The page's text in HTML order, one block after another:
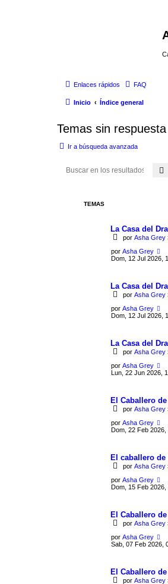
Enlaces rápidos FAQ
Inicio Índice general
Temas sin respuesta
Ir a búsqueda avanzada
TEMAS
La Casa del
por Asha Grey
por Asha Grey
Dom, 12 Jul 2026,
La Casa del
por Asha Grey
por Asha Grey
Dom, 12 Jul 2026,
La Casa del
por Asha Grey
por Asha Grey
Lun, 22 Jun 2026,
El Caballero
por Asha Grey
por Asha Grey
Dom, 22 Feb 2026,
El caballero
por Asha Grey
por Asha Grey
Dom, 15 Feb 2026,
El Caballero
por Asha Grey
por Asha Grey
Sab, 07 Feb 2026,
El Caballero
por Asha Grey